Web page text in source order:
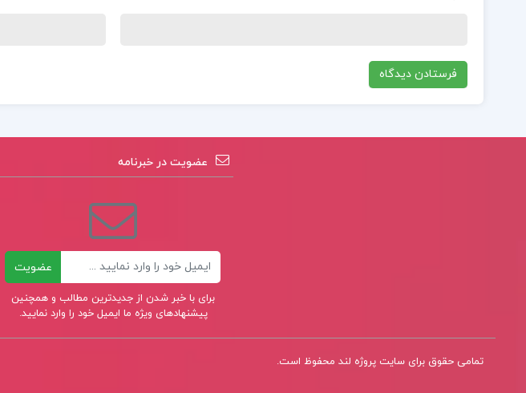
عضویت در خبرنامه
ایمیل عضویت
برای با خبر شدن از جدیدترین مطالب و همچنین
پیشنهادهای ویژه ما ایمیل خود را وارد نمایید.
تمامی حقوق برای سایتپروژه لند محفوظ است.